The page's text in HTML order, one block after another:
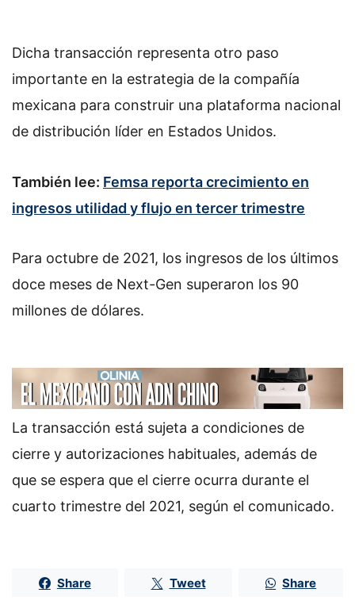
Dicha transacción representa otro paso
importante en la estrategia de la compañía
mexicana para construir una plataforma nacional
de distribución líder en Estados Unidos.
También lee: Femsa reporta crecimiento en
ingresos utilidad y flujo en tercer trimestre
Para octubre de 2021, los ingresos de los últimos
doce meses de Next-Gen superaron los 90
millones de dólares.
La transacción está sujeta a condiciones de
cierre y autorizaciones habituales, además de
que se espera que el cierre ocurra durante el
cuarto trimestre del 2021, según el comunicado.
Share Tweet Share